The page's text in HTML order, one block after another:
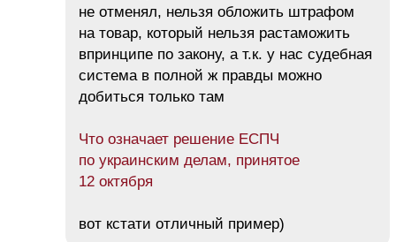
не отменял, нельзя обложить штрафом
на товар, который нельзя растаможить
впринципе по закону, а т.к. у нас судебная
система в полной ж правды можно
добиться только там
Что означает решение ЕСПЧ
по украинским делам, принятое
12 октября
вот кстати отличный пример)